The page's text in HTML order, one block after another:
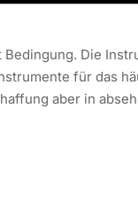
Die
für das
aber in